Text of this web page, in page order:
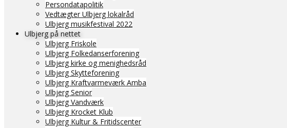
Persondatapolitik
Vedtægter Ulbjerg lokalråd
Ulbjerg musikfestival 2022
Ulbjerg på nettet
Ulbjerg Friskole
Ulbjerg Folkedanserforening
Ulbjerg kirke og menighedsråd
Ulbjerg Skytteforening
Ulbjerg Kraftvarmeværk Amba
Ulbjerg Senior
Ulbjerg Vandværk
Ulbjerg Krocket Klub
Ulbjerg Kultur & Fritidscenter